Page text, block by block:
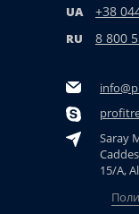
UA +38
RU 8 800
Saray
15/A,